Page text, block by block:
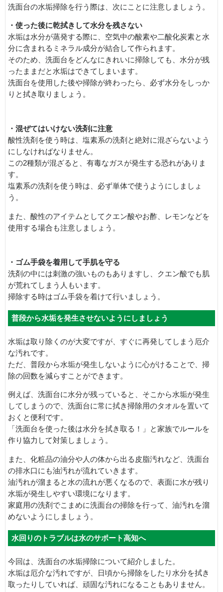
洗面台の水垢掃除を行う際は、次にことに注意しましょう。
・使った後に乾拭きして水分を残さない
水垢は水分が蒸発する際に、空気中の酸素や二酸化炭素と水
分に含まれるミネラル成分が結合して作られます。
そのため、洗面台をどんなにきれいに掃除しても、水分が残
ったままだと水垢はできてしまいます。
洗面台を使用した後や掃除が終わったら、必ず水分をしっか
りと拭き取りましょう。
・混ぜてはいけない洗剤に注意
酸性洗剤を使う時は、塩素系の洗剤と絶対に混ざらないよう
にしなければなりません。
この2種類が混ざると、有毒なガスが発生する恐れがありま
す。
塩素系の洗剤を使う時は、必ず単体で使うようにしましょ
う。
また、酸性のアイテムとしてクエン酸やお酢、レモンなどを
使用する場合も注意しましょう。
・ゴム手袋を着用して手肌を守る
洗剤の中には刺激の強いものもありますし、クエン酸でも肌
が荒れてしまう人もいます。
掃除する時はゴム手袋を着けて行いましょう。
普段から水垢を発生させないようにしましょう
水垢は取り除くのが大変ですが、すぐに再発してしまう厄介
な汚れです。
ただ、普段から水垢が発生しないように心がけることで、掃
除の回数を減らすことができます。
例えば、洗面台に水分が残っていると、そこから水垢が発生
してしまうので、洗面台に常に拭き掃除用のタオルを置いて
おくと便利です。
「洗面台を使った後は水分を拭き取る！」と家族でルールを
作り協力して対策しましょう。
また、化粧品の油分や人の体から出る皮脂汚れなど、洗面台
の排水口にも油汚れが流れていきます。
油汚れが溜まると水の流れが悪くなるので、表面に水が残り
水垢が発生しやすい環境になります。
家庭用の洗剤でこまめに洗面台の掃除を行って、油汚れを溜
めないようにしましょう。
水回りのトラブルは水のサポート高知へ
今回は、洗面台の水垢掃除について紹介しました。
水垢は厄介な汚れですが、日頃から掃除をしたり水分を拭き
取ったりしていれば、頑固な汚れになることもありません。